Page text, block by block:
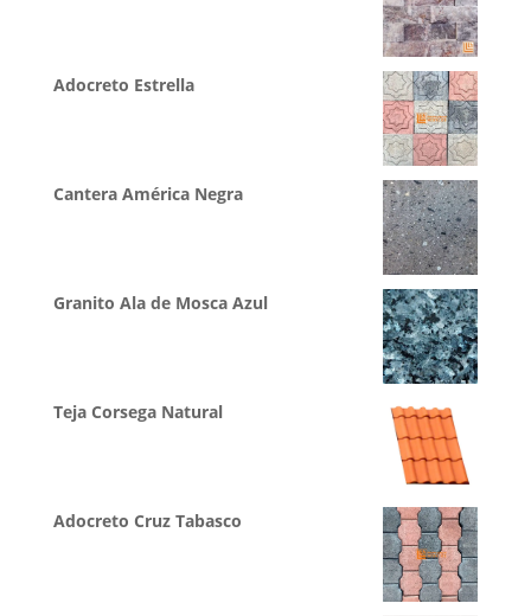
Adocreto Estrella
Cantera América Negra
Granito Ala de Mosca Azul
Teja Corsega Natural
Adocreto Cruz Tabasco